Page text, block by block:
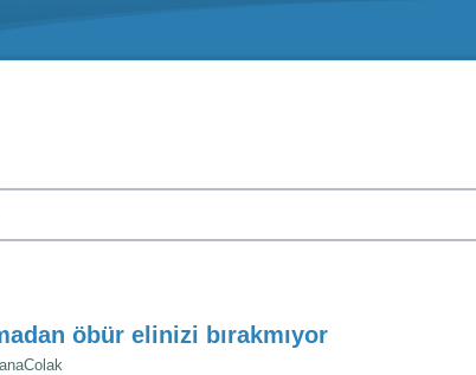
öbür elinizi bırakmıyor